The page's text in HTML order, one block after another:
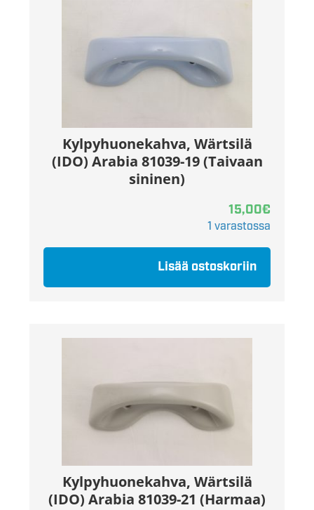
Kylpyhuonekahva, Wärtsilä
(IDO) Arabia 81039-19 (Taivaan
sininen)
15,00€
1 varastossa
Lisää ostoskoriin
Kylpyhuonekahva, Wärtsilä
(IDO) Arabia 81039-21 (Harmaa)